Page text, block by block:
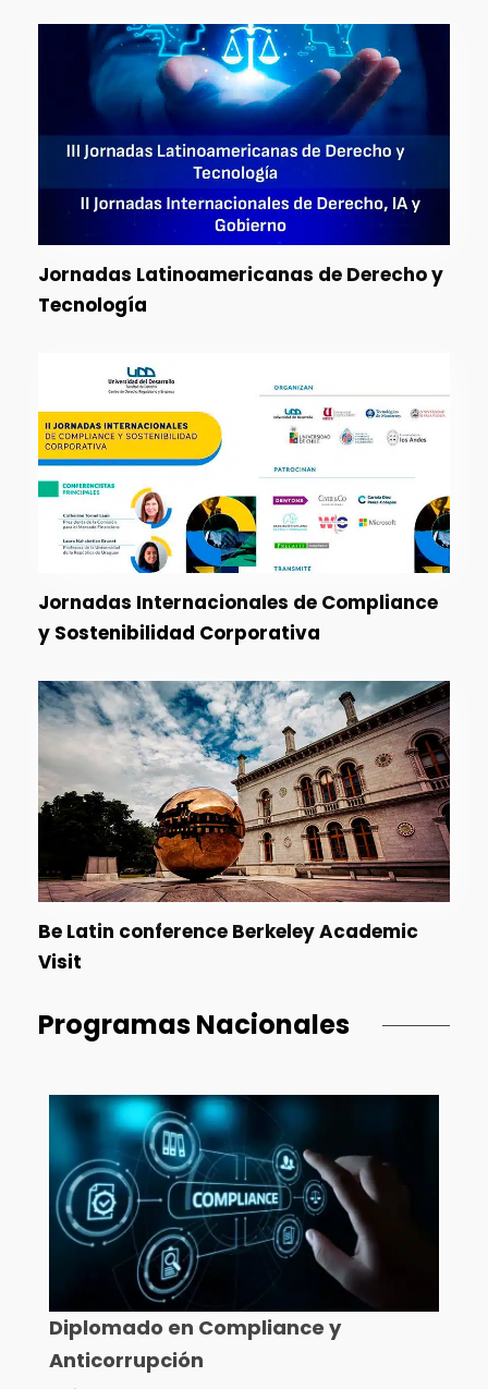
Jornadas Latinoamericanas de Derecho y
Tecnología
Jornadas Internacionales de Compliance
y Sostenibilidad Corporativa
Be Latin conference Berkeley Academic
Visit
Programas Nacionales
Diplomado en Compliance y
Anticorrupción